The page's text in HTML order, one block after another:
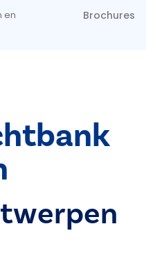
en
Brochures